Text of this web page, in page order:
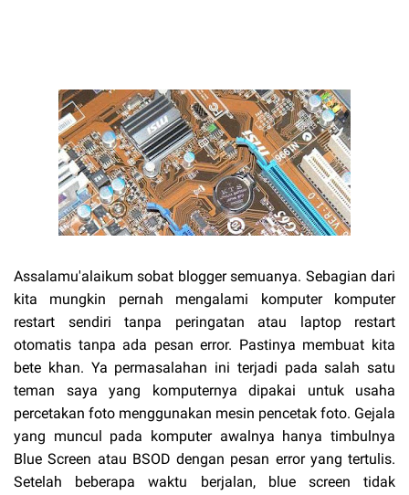
Assalamu'alaikum sobat blogger semuanya. Sebagian dari
kita mungkin pernah mengalami komputer komputer
restart sendiri tanpa peringatan atau laptop restart
otomatis tanpa ada pesan error. Pastinya membuat kita
bete khan. Ya permasalahan ini terjadi pada salah satu
teman saya yang komputernya dipakai untuk usaha
percetakan foto menggunakan mesin pencetak foto. Gejala
yang muncul pada komputer awalnya hanya timbulnya
Blue Screen atau BSOD dengan pesan error yang tertulis.
Setelah beberapa waktu berjalan, blue screen tidak